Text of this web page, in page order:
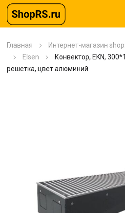
Главная Интернет-магазин
Elsen
Конвектор, EKN,
решетка, цвет алюминий